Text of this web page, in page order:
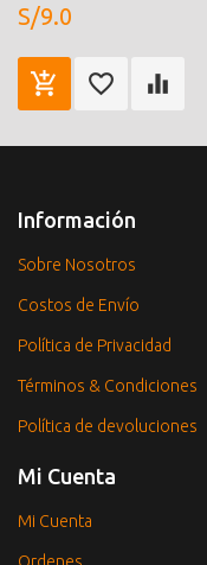
S/9.0
Información
Sobre Nosotros
Costos de Envío
Política de Privacidad
Términos & Condiciones
Política de devoluciones
Mi Cuenta
Mi Cuenta